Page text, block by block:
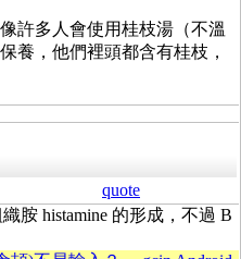
許多人會使用桂枝湯（不溫
養，他們裡頭都含有桂枝，
quote
胺 histamine 的形成，不過 B